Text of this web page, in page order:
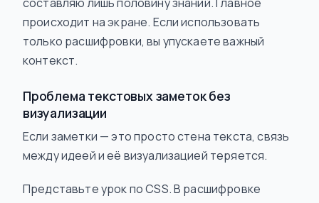
происходит на экране. Если использовать
только расшифровки, вы упускаете важный
контекст.
Проблема текстовых заметок без
визуализации
Если заметки — это просто стена текста, связь
между идеей и её визуализацией теряется.
Представьте урок по CSS. В расшифровке